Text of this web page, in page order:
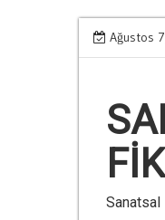
Skip
to
Ağustos
Kumar
Sanatsal